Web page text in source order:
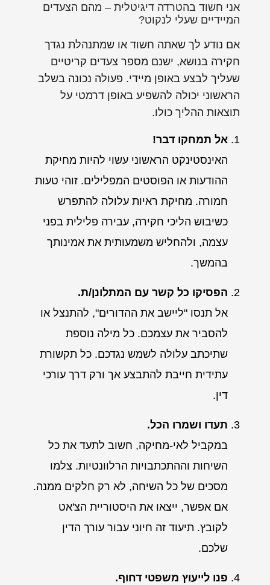
אני חשוד בהטרדה דיגיטלית – מהם הצעדים
המיידיים שעלי לנקוט?
אם נודע לך שאתה חשוד או שמתנהלת נגדך
חקירה בנושא, ישנם מספר צעדים קריטיים
שעליך לבצע באופן מיידי. פעולה נכונה בשלב
הראשוני יכולה להשפיע באופן דרמטי על
תוצאות ההליך כולו.
אל תמחקו דבר!
האינסטינקט הראשוני עשוי להיות מחיקת
ההודעות או הפוסטים המפלילים. זוהי טעות
חמורה. מחיקת ראיות עלולה להתפרש
כשיבוש הליכי חקירה, עבירה פלילית בפני
עצמה, ולהחליש משמעותית את אמינותך
בהמשך.
הפסיקו כל קשר עם המתלונן/ת.
אל תנסו "ליישב את ההדורים", להתנצל או
להסביר את עצמכם. כל מילה נוספת
שתיכתב עלולה לשמש נגדכם. כל תקשורת
עתידית חייבת להתבצע אך ורק דרך עורכי
דין.
תעדו ושמרו הכל.
במקביל לאי-מחיקה, חשוב לתעד את כל
השיחות וההתכתבויות הרלוונטיות. צלמו
מסכים של כל השיחה, לא רק חלקים ממנה.
אם אפשר, ייצאו את היסטוריית הצ'אט
לקובץ. תיעוד זה חיוני עבור עורך הדין
שלכם.
פנו לייעוץ משפטי דחוף.